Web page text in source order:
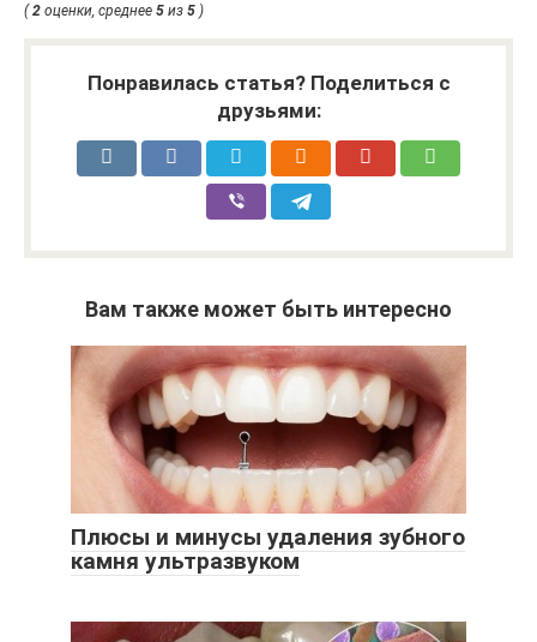
(2 оценки, среднее 5 из 5 )
Понравилась статья? Поделиться с
друзьями:
Вам также может быть интересно
Плюсы и минусы удаления зубного
камня ультразвуком